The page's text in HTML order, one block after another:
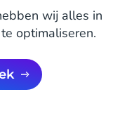
wij alles in
optimaliseren.